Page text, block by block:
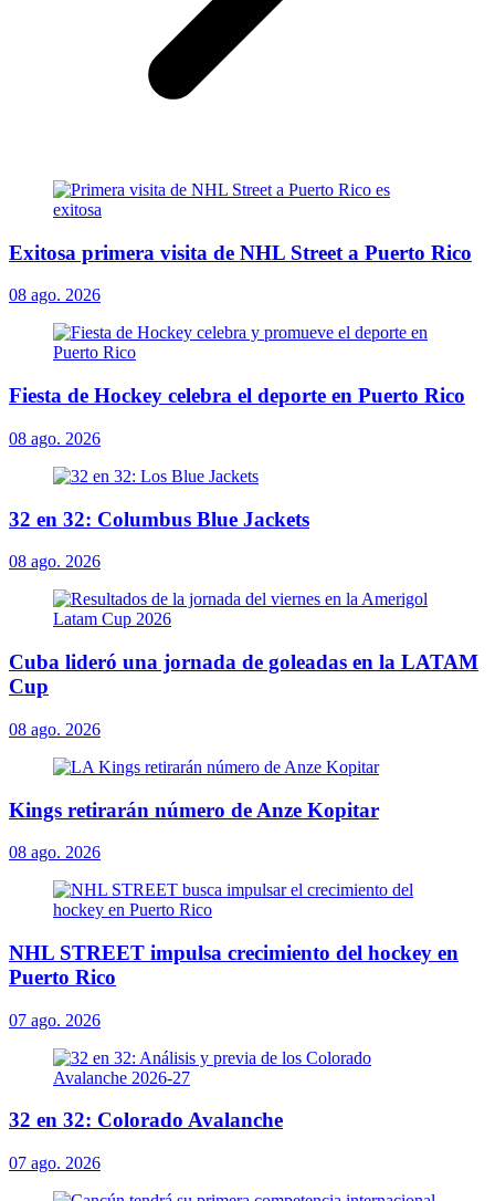
Exitosa primera visita de NHL Street a Puerto Rico
08 ago. 2026
Fiesta de Hockey celebra el deporte en Puerto Rico
08 ago. 2026
32 en 32: Columbus Blue Jackets
08 ago. 2026
Cuba lideró una jornada de goleadas en la LATAM
Cup
08 ago. 2026
Kings retirarán número de Anze Kopitar
08 ago. 2026
NHL STREET impulsa crecimiento del hockey en
Puerto Rico
07 ago. 2026
32 en 32: Colorado Avalanche
07 ago. 2026